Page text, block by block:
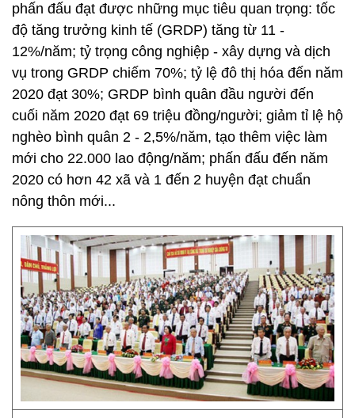
phấn đấu đạt được những mục tiêu quan trọng: tốc
độ tăng trưởng kinh tế (GRDP) tăng từ 11 -
12%/năm; tỷ trọng công nghiệp - xây dựng và dịch
vụ trong GRDP chiếm 70%; tỷ lệ đô thị hóa đến năm
2020 đạt 30%; GRDP bình quân đầu người đến
cuối năm 2020 đạt 69 triệu đồng/người; giảm tỉ lệ hộ
nghèo bình quân 2 - 2,5%/năm, tạo thêm việc làm
mới cho 22.000 lao động/năm; phấn đấu đến năm
2020 có hơn 42 xã và 1 đến 2 huyện đạt chuẩn
nông thôn mới...